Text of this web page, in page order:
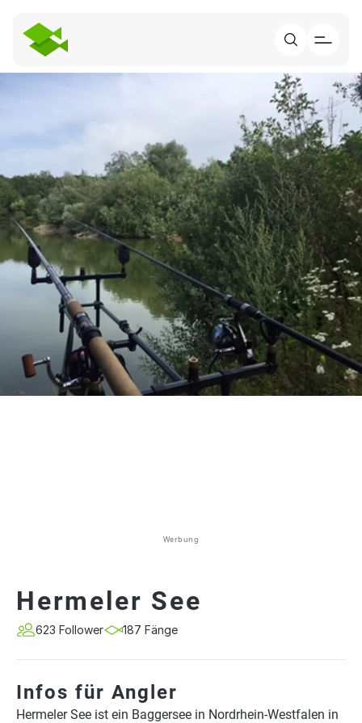
Werbung
Hermeler See
623 Follower 187 Fänge
Infos für Angler
Hermeler See ist ein Baggersee in Nordrhein-Westfalen in